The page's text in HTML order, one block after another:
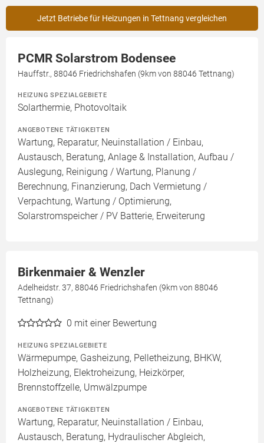
Jetzt Betriebe für Heizungen in Tettnang vergleichen
PCMR Solarstrom Bodensee
Hauffstr., 88046 Friedrichshafen (9km von 88046 Tettnang)
HEIZUNG SPEZIALGEBIETE
Solarthermie, Photovoltaik
ANGEBOTENE TÄTIGKEITEN
Wartung, Reparatur, Neuinstallation / Einbau,
Austausch, Beratung, Anlage & Installation, Aufbau /
Auslegung, Reinigung / Wartung, Planung /
Berechnung, Finanzierung, Dach Vermietung /
Verpachtung, Wartung / Optimierung,
Solarstromspeicher / PV Batterie, Erweiterung
Birkenmaier & Wenzler
Adelheidstr. 37, 88046 Friedrichshafen (9km von 88046
Tettnang)
0 mit einer Bewertung
HEIZUNG SPEZIALGEBIETE
Wärmepumpe, Gasheizung, Pelletheizung, BHKW,
Holzheizung, Elektroheizung, Heizkörper,
Brennstoffzelle, Umwälzpumpe
ANGEBOTENE TÄTIGKEITEN
Wartung, Reparatur, Neuinstallation / Einbau,
Austausch, Beratung, Hydraulischer Abgleich,